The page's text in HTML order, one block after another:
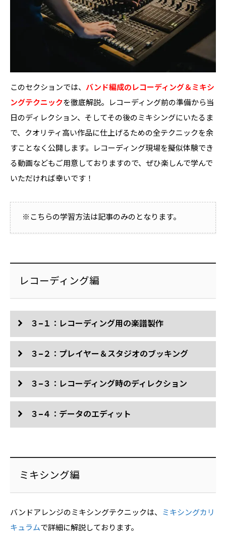
記事を読む
動画で学ぶ
会員ログインフォームへ
動画学習用テキスト
記事を読む
動画で学ぶ
動画学習用テキスト
記事を読む
動画で学ぶ
会員ログインフォームへ
動画学習用テキスト
記事を読む
動画で学ぶ
会員ログインフォームへ
動画学習用テキスト
記事を読む
動画学習用テキスト
このセクションでは、 バンド編成のレコーディング＆ミキシ
ングテクニックを徹底解説。レコーディング前の準備から当
日のディレクション、そしてその後のミキシングにいたるま
で、クオリティ高い作品に仕上げるための全テクニックを余
すことなく公開します。レコーディング現場を擬似体験でき
る動画などもご用意しておりますので、ぜひ楽しんで学んで
いただければ幸いです！
※こちらの学習方法は記事のみのとなります。
レコーディング編
３−１：レコーディング用の楽譜製作
３−２：プレイヤー＆スタジオのブッキング
３−３：レコーディング時のディレクション
３−４：データのエディット
ミキシング編
バンドアレンジのミキシングテクニックは、 ミキシングカリ
キュラムで詳細に解説しております。